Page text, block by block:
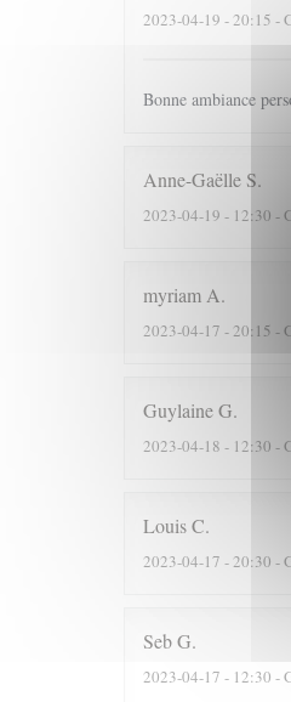
2023-04-19 - 20:15 -
Bonne ambiance
Anne-Gaëlle S
2023-04-19 - 12:30 -
myriam A
2023-04-17 - 20:15 -
GuylaineG
2023-04-18 - 12:30 -
LouisC
2023-04-17 - 20:30 -
SebG
2023-04-17 - 12:30 -